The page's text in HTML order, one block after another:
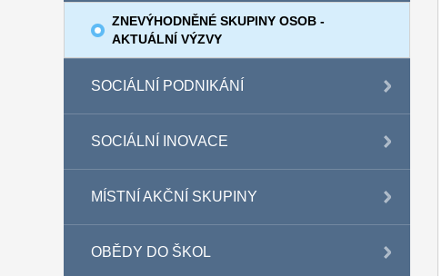
ZNEVÝHODNĚNÉ SKUPINY OSOB -
AKTUÁLNÍ VÝZVY
SOCIÁLNÍ PODNIKÁNÍ
SOCIÁLNÍ INOVACE
MÍSTNÍ AKČNÍ SKUPINY
OBĚDY DO ŠKOL